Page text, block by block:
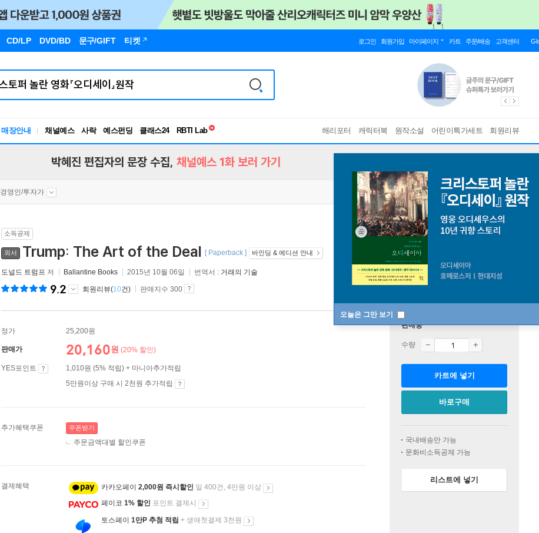
CD/LP DVD/BD 문구/GIFT 티켓 로그인 회원가입 마이페이지 카트 주문/배송 고객센터
매장안내 채널예스 사락 예스펀딩 클래스24
독서유형검사
해리포터 캐릭터북 원작소설 어린이특가세트 회원리뷰
오늘은 그만 보기
박혜진 편집자의 문장 수집, 채널예스 1화 보러 가기
경영인/투자가
소득공제
외서 Trump: The Art of the Deal [ Paperback ] 바인딩 & 에디션 안내
도널드 트럼프 저 Ballantine Books 2015년 10월 06일 번역서 : 거래의 기술
9.2 회원리뷰(10건) 판매지수 300
정가 25,200원
판매가 20,160원 (20% 할인)
YES포인트
1,010원 (5% 적립) + 마니아추가적립
5만원이상 구매 시 2천원 추가적립
추가혜택쿠폰 쿠폰받기
주문금액대별 할인쿠폰
결제혜택 카카오페이 2,000원 즉시할인 일 400건, 4만원 이상
페이코 1% 할인 포인트 결제시
토스페이 1만P 추첨 적립 + 생애첫결제 3천원
판매중
수량
카트에 넣기
바로구매
국내배송만 가능
문화비소득공제 가능
리스트에 넣기